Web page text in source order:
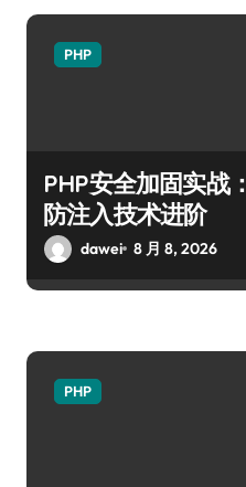
PHP
PHP安全加固实战
防注入技术进阶
dawei 8 月 8, 2026
PHP